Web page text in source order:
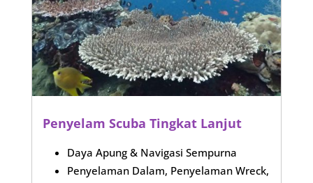
Penyelam Scuba Tingkat Lanjut
Daya Apung & Navigasi Sempurna
Penyelaman Dalam, Penyelaman Wreck,